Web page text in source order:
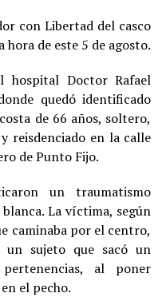
con Libertad del casco
de este 5 de agosto.
hospital Doctor Rafael
quedó identificado
de 66 años, soltero,
reisdenciado en la calle
de Punto Fijo.
un traumatismo
La víctima, según
caminaba por el centro,
un sujeto que sacó un
al poner
el pecho.